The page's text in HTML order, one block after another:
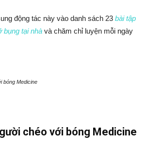
động tác này vào danh sách 23 bài tập
bụng tại nhà và chăm chỉ luyện mỗi ngày
bóng Medicine
chéo với bóng Medicine